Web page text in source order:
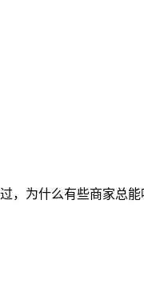
，为什么有些商家总